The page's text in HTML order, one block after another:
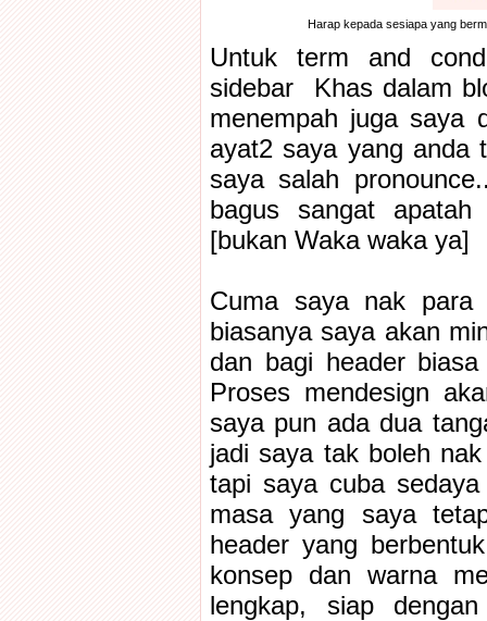
Harap kepada sesiapa yang
Untuk term and
sidebar Khas dalam
menempah juga saya
ayat2 saya yang anda
saya salah
bagus sangat apatah
[bukan Waka waka ya]
Cuma saya nak para
biasanya saya akan
dan bagi header
Proses mendesign
saya pun ada dua
jadi saya tak boleh
tapi saya cuba
masa yang saya
header yang
konsep dan warna
lengkap, siap